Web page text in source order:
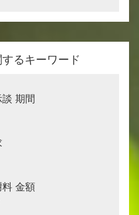
るキーワード
期間
金額